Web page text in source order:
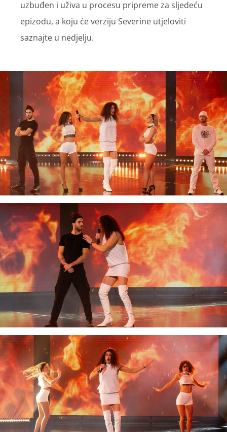
uzbuđen i uživa u procesu pripreme za sljedeću
epizodu, a koju će verziju Severine utjeloviti
saznajte u nedjelju.